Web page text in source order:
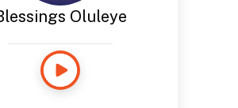
Oluleye